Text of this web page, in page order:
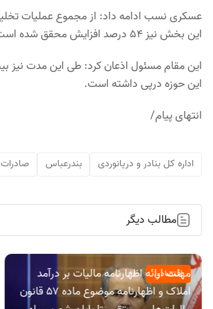
این بخش نیز ۵۴ درصد افزایش محقق شده است.
این حوزه درپی داشته است.
انتهای پیام/
اداره کل بنادر و دریانوردی بندرعباس صادرات
مطالب دیگر
اقتصادی
مهلت ارائه اظهارنامه مالیات بر درآمد
املاک و اظهارنامه موضوع ماده ۵۷ قانون